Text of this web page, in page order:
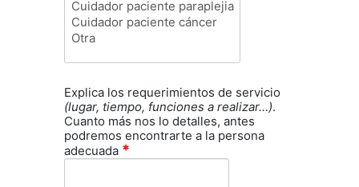
Explica los requerimientos de servicio
(lugar, tiempo, funciones a realizar…).
Cuanto más nos lo detalles, antes
podremos encontrarte a la persona
adecuada *